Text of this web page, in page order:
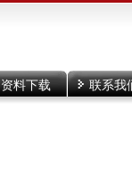
资料下载 联系我